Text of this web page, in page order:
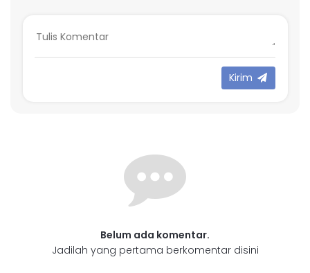
Kirim
Belum ada komentar.
Jadilah yang pertama berkomentar disini